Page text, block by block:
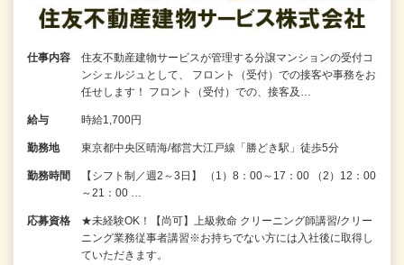
仕事内容
住友不動産建物サービスが管理する分譲マンションの受付コ
ンシェルジュとして、 フロント（受付）での接客や事務をお
任せします！ フロント（受付）での、接客及…
給与 時給1,700円
勤務地 東京都中央区晴海/都営大江戸線「勝どき駅」徒歩5分
勤務時間
【シフト制／週2～3日】 （1）8：00～17：00 （2）12：00
～21：00 …
応募資格
★未経験OK！【尚可】上級救命 クリーニング師講習/クリー
ニング業務従事者講習※お持ちでない方には入社後に取得し
ていただきます。